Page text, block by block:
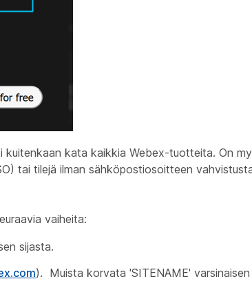
kuitenkaan kata kaikkia Webex-tuotteita. On
tai tilejä ilman sähköpostiosoitteen
vaiheita:
sijasta.
). Muista korvata 'SITENAME'